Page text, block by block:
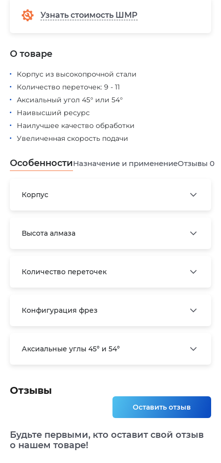
Узнать стоимость ШМР
Корпус из высокопрочной стали
Количество переточек: 9 - 11
Аксиальный угол 45° или 54°
Наивысший ресурс
Наилучшее качество обработки
Увеличенная скорость подачи
О товаре
ОсобенностиНазначение и применениеОтзывы 0
Корпус
Высота алмаза
Количество переточек
Конфигурация фрез
Аксиальные углы 45° и 54°
Отзывы
Оставить отзыв
Будьте первыми, кто оставит свой отзыв
о нашем товаре!